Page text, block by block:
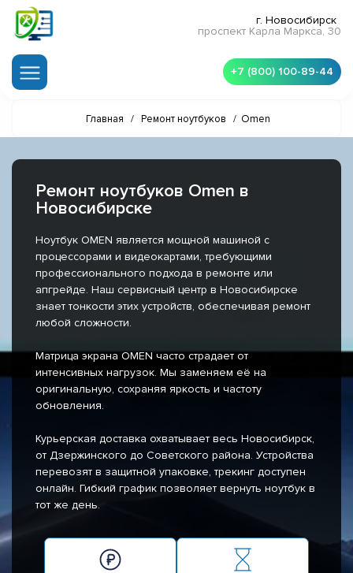
г. Новосибирск
проспект Карла Маркса, 30
+7 (800) 100-89-44
Главная / Ремонт ноутбуков / Omen
Ремонт ноутбуков Omen в
Новосибирске
Ноутбук OMEN является мощной машиной с
процессорами и видеокартами, требующими
профессионального подхода в ремонте или
апгрейде. Наш сервисный центр в Новосибирске
знает тонкости этих устройств, обеспечивая ремонт
любой сложности.
Матрица экрана OMEN часто страдает от
интенсивных нагрузок. Мы заменяем её на
оригинальную, сохраняя яркость и частоту
обновления.
Курьерская доставка охватывает весь Новосибирск,
от Дзержинского до Советского района. Устройства
перевозят в защитной упаковке, трекинг доступен
онлайн. Гибкий график позволяет вернуть ноутбук в
тот же день.